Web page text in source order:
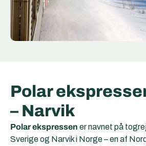
Polar
– Narvik
Polar ekspressen er navnet på
Sverige og Narvik i Norge – en af